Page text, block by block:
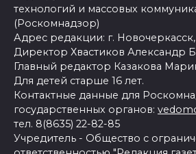
технологий и массовых
(Роскомнадзор)
Адрес редакции: г.
Директор Хвастиков Александр
Главный редактор Казакова
Для детей старше 16 лет.
Контактные данные для
государственных органов:
тел. 8(8635) 22-82-85
Учредитель - Общество с